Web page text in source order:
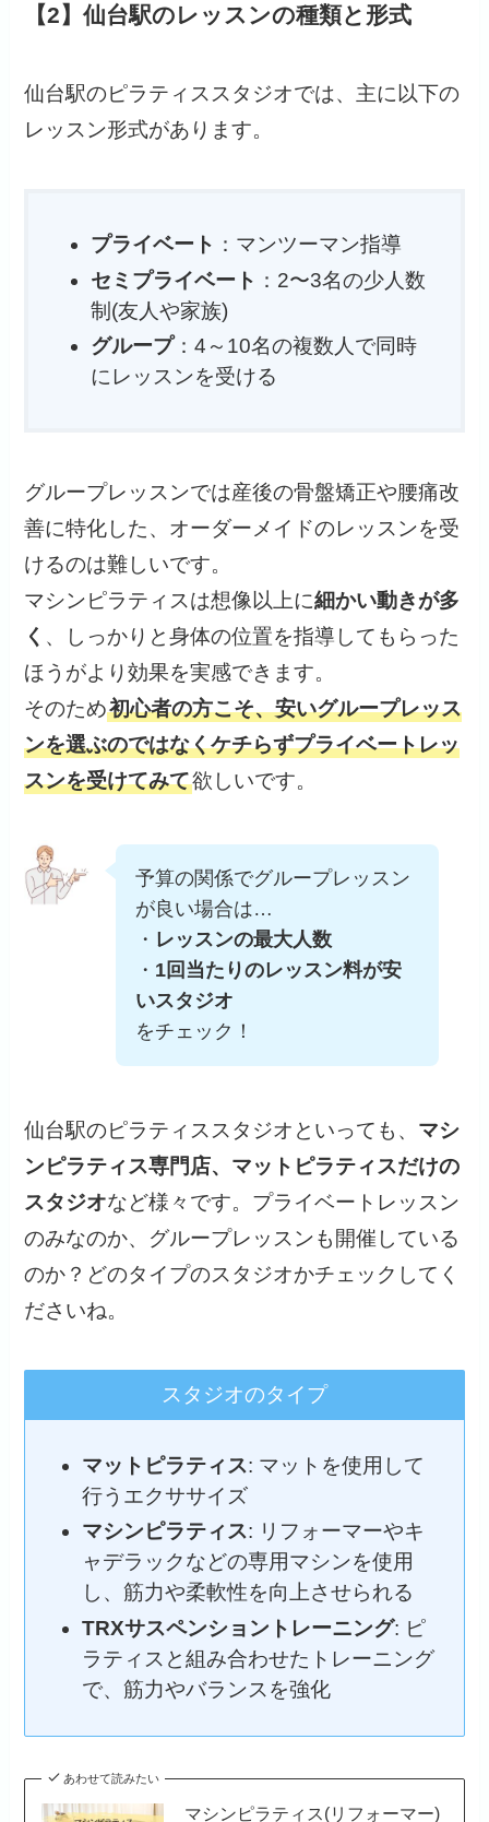
【2】仙台駅のレッスンの種類と形式
仙台駅のピラティススタジオでは、主に以下の
レッスン形式があります。
プライベート ：マンツーマン指導
セミプライベート ：2〜3名の少人数
制(友人や家族)
グループ：4～10名の複数人で同時
にレッスンを受ける
グループレッスンでは産後の骨盤矯正や腰痛改
善に特化した、オーダーメイドのレッスンを受
けるのは難しいです。
マシンピラティスは想像以上に細かい動きが多
く 、しっかりと身体の位置を指導してもらった
ほうがより効果を実感できます。
そのため初心者の方こそ、安いグループレッス
ンを選ぶのではなくケチらずプライベートレッ
スンを受けてみて欲しいです。
予算の関係でグループレッスン
が良い場合は…
・ レッスンの最大人数
・ 1回当たりのレッスン料が安
いスタジオ
をチェック！
仙台駅のピラティススタジオといっても、 マシ
ンピラティス専門店、マットピラティスだけの
スタジオなど様々です。プライベートレッスン
のみなのか、グループレッスンも開催している
のか？どのタイプのスタジオかチェックしてく
ださいね。
スタジオのタイプ
マットピラティス: マットを使用して
行うエクササイズ
マシンピラティス: リフォーマーやキ
ャデラックなどの専用マシンを使用
し、筋力や柔軟性を向上させられる
TRXサスペンショントレーニング: ピ
ラティスと組み合わせたトレーニング
で、筋力やバランスを強化
あわせて読みたい
マシンピラティス(リフォーマー)